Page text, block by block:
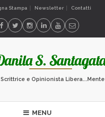
Stampa Newsletter Contatti
Scrittrice e Opinionista Libera...Mente
MENU